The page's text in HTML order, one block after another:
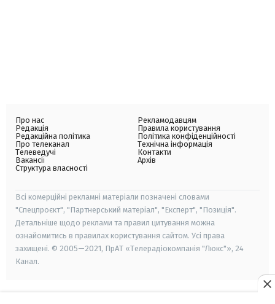
Про нас
Редакція
Редакційна політика
Про телеканал
Телеведучі
Вакансії
Структура власності
Рекламодавцям
Правила користування
Політика конфіденційності
Технічна інформація
Контакти
Архів
Всі комерційні рекламні матеріали позначені словами
"Спецпроєкт", "Партнерський матеріал", "Експерт", "Позиція".
Детальніше щодо реклами та правил цитування можна
ознайомитись в правилах користування сайтом. Усі права
захищені. © 2005—2021, ПрАТ «Телерадіокомпанія "Люкс"», 24
Канал.